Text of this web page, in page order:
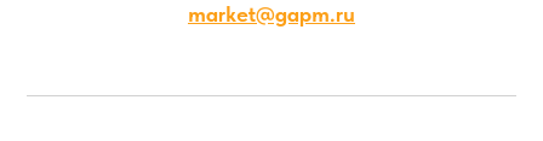
market@gapm.ru